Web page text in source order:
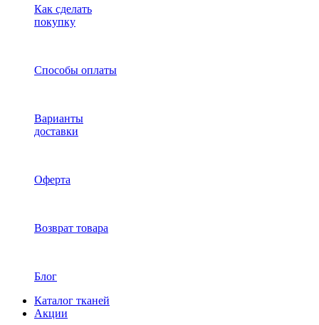
Как сделать
покупку
Способы оплаты
Варианты
доставки
Оферта
Возврат товара
Блог
Каталог тканей
Акции